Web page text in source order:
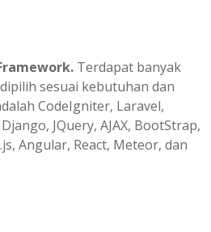
Terdapat banyak
sesuai kebutuhan dan
CodeIgniter, Laravel,
JQuery, AJAX, BootStrap,
Angular, React, Meteor, dan